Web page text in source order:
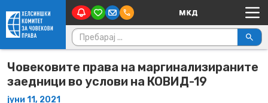
Skip to content Main Navigation
Пребарувај за:
Човековите права на маргинализираните
заедници во услови на КОВИД-19
јуни 11, 2021